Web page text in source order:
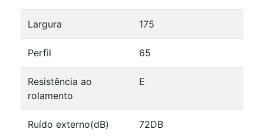
Largura 175
Perfil 65
Resistência ao
rolamento
E
Ruído externo(dB) 72DB